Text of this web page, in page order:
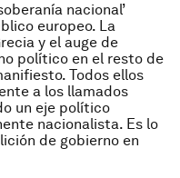
nacional’
europeo. La
y el auge de
político en el resto de
Todos ellos
a los llamados
un eje político
nacionalista. Es lo
de gobierno en